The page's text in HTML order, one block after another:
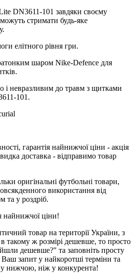
DN3611-101 завдяки своєму
стримати будь-яке
елітного рівня гри.
шаром Nike-Defence для
і невразливим до травм з щитками
101.
гарантія найнижчої ціни - акція
доставка - відправимо товар
оригінальні футбольні товари,
використання від
та у роздріб.
найнижчої ціни!
товар на території України, з
такому ж розмірі дешевше, то просто
дешевше?" та заповніть просту
запит у найкоротші терміни та
нижчою, ніж у конкурента!